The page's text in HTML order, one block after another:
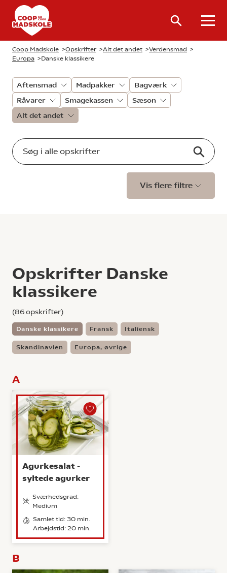
Coop Madskole >Opskrifter >Alt det andet >Verdensmad >
Europa >Danske klassikere
Aftensmad Madpakker
Bagværk
Råvarer
Smagekassen
Sæson
Alt det andet
Vis flere filtre
Opskrifter Danske
klassikere
(86opskrifter)
Danske klassikere Fransk Italiensk
Skandinavien Europa, øvrige
A
Agurkesalat -
syltede agurker
Sværhedsgrad:
Medium
Samlet tid: 30 min.
Arbejdstid: 20 min.
B